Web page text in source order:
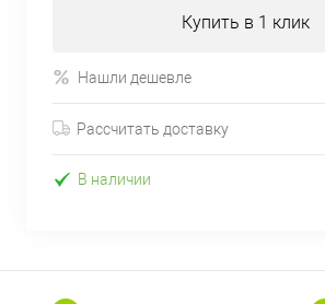
Купить в 1 клик
Нашли дешевле
Рассчитать доставку
В наличии